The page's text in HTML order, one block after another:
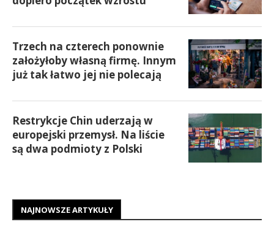
Trzech na czterech ponownie
założyłoby własną firmę. Innym
już tak łatwo jej nie polecają
Restrykcje Chin uderzają w
europejski przemysł. Na liście
są dwa podmioty z Polski
NAJNOWSZE ARTYKUŁY